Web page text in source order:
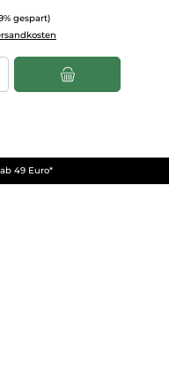
gespart)
Wert ein oder benutze die
49 Euro*